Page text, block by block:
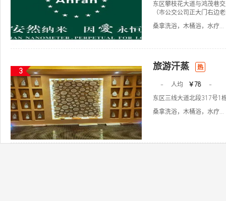
东区攀枝花大道与鸿茂巷
（市公交公司正大门右边
桑拿洗浴，木桶浴，水疗...
3 旅游汗蒸 热
- 人均 ￥78
-
东区三线大道北段317号1
桑拿洗浴，木桶浴，水疗...